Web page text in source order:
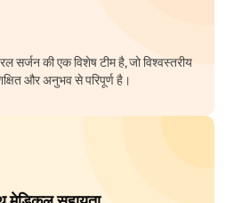
सर्जन की एक विशेष टीम है, जो विश्वस्तरीय
और अनुभव से परिपूर्ण है।